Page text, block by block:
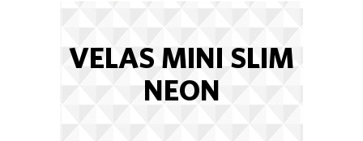
VELAS MINI SLIM
NEON